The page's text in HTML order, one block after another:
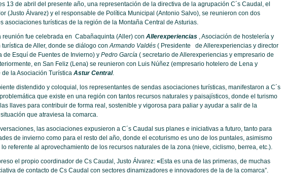
13 de abril del presente año, una representación de la directiva de la agrupación C´s Caudal, el
(Justo Álvarez) y el responsable de Política Municipal (Antonio Salvo), se reunieron con dos
asociaciones turísticas de la región de la Montaña Central de Asturias.
reunión fue celebrada en Cabañaquinta (Aller) con Allerexperiencias, Asociación de hostelería y
turística de Aller, donde se diálogo conArmando Valdés( Presidente de Allerexperiencias y director
de Esquí de Fuentes de Invierno) y Pedro García( secretario de Allerexperiencias y empresario de
en San Feliz (Lena) se reunieron con Luis Núñez (empresario hotelero de Lena y
de la Asociación Turística Astur Central.
distendido y coloquial, los representantes de sendas asociaciones turísticas, manifestaron a C´s
que existe en una región con tantos recursos naturales y paisajísticos, donde el turismo
llaves para contribuir de forma real, sostenible y vigorosa para paliar y ayudar a salir de la
que atraviesa la comarca.
las asociaciones expusieron a C´s Caudal sus planes e iniciativas a futuro, tanto para
de invierno como para el resto del año, donde el ecoturismo es uno de los puntales, asimismo
referente al aprovechamiento de los recursos naturales de la zona (nieve, ciclismo, berrea, etc.).
el propio coordinador de Cs Caudal, Justo Álvarez: « Esta es una de las primeras, de muchas
de contacto de Cs Caudal con sectores dinamizadores e innovadores de la de la comarca”.